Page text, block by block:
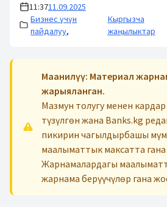
11:3711.09.2025
Бизнес үчүн
пайдалуу,
Кыргызча
жаңылыктар
Маанилүү: Материал
жарыяланган.
Мазмун толугу менен
түзүлгөн жана Banks.kg
пикирин чагылдырбашы
маалыматтык максатта
Жарнамалардагы
жарнама берүүчүлөр гана